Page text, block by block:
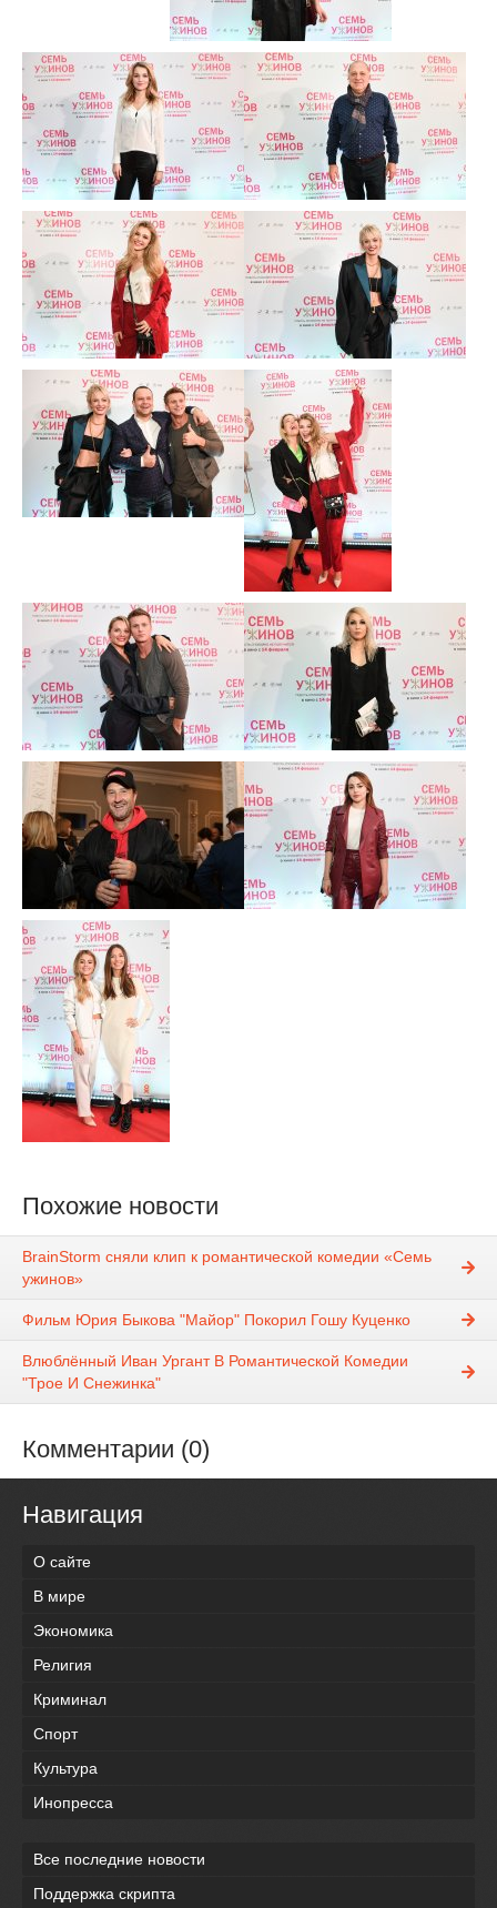
Похожие новости
BrainStorm сняли клип к романтической комедии «Семь
ужинов»
Фильм Юрия Быкова "Майор" Покорил Гошу Куценко
Влюблённый Иван Ургант В Романтической Комедии
"Трое И Снежинка"
Комментарии (0)
Навигация
О сайте
В мире
Экономика
Религия
Криминал
Спорт
Культура
Инопресса
Все последние новости
Поддержка скрипта